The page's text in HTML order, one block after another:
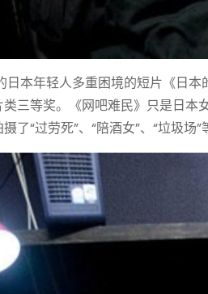
本年轻人多重困境的短片《日
三等奖。《网吧难民》只是日
了“过劳死”、“陪酒女”、“垃圾